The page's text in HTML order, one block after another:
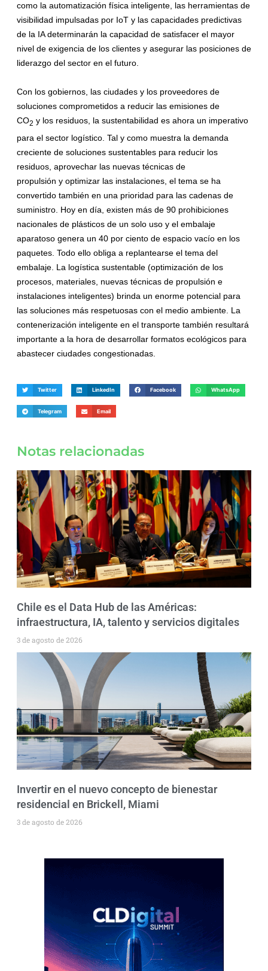
como la automatización física inteligente, las herramientas de
visibilidad impulsadas por IoT y las capacidades predictivas
de la IA determinarán la capacidad de satisfacer el mayor
nivel de exigencia de los clientes y asegurar las posiciones de
liderazgo del sector en el futuro.
Con los gobiernos, las ciudades y los proveedores de
soluciones comprometidos a reducir las emisiones de
CO2 y los residuos, la sustentabilidad es ahora un imperativo
para el sector logístico. Tal y como muestra la demanda
creciente de soluciones sustentables para reducir los
residuos, aprovechar las nuevas técnicas de
propulsión y optimizar las instalaciones, el tema se ha
convertido también en una prioridad para las cadenas de
suministro. Hoy en día, existen más de 90 prohibiciones
nacionales de plásticos de un solo uso y el embalaje
aparatoso genera un 40 por ciento de espacio vacío en los
paquetes. Todo ello obliga a replantearse el tema del
embalaje. La logística sustentable (optimización de los
procesos, materiales, nuevas técnicas de propulsión e
instalaciones inteligentes) brinda un enorme potencial para
las soluciones más respetuosas con el medio ambiente. La
contenerización inteligente en el transporte también resultará
importante a la hora de desarrollar formatos ecológicos para
abastecer ciudades congestionadas.
Twitter LinkedIn Facebook WhatsApp
Telegram Email
Notas relacionadas
Chile es el Data Hub de las Américas:
infraestructura, IA, talento y servicios digitales
3 de agosto de 2026
Invertir en el nuevo concepto de bienestar
residencial en Brickell, Miami
3 de agosto de 2026